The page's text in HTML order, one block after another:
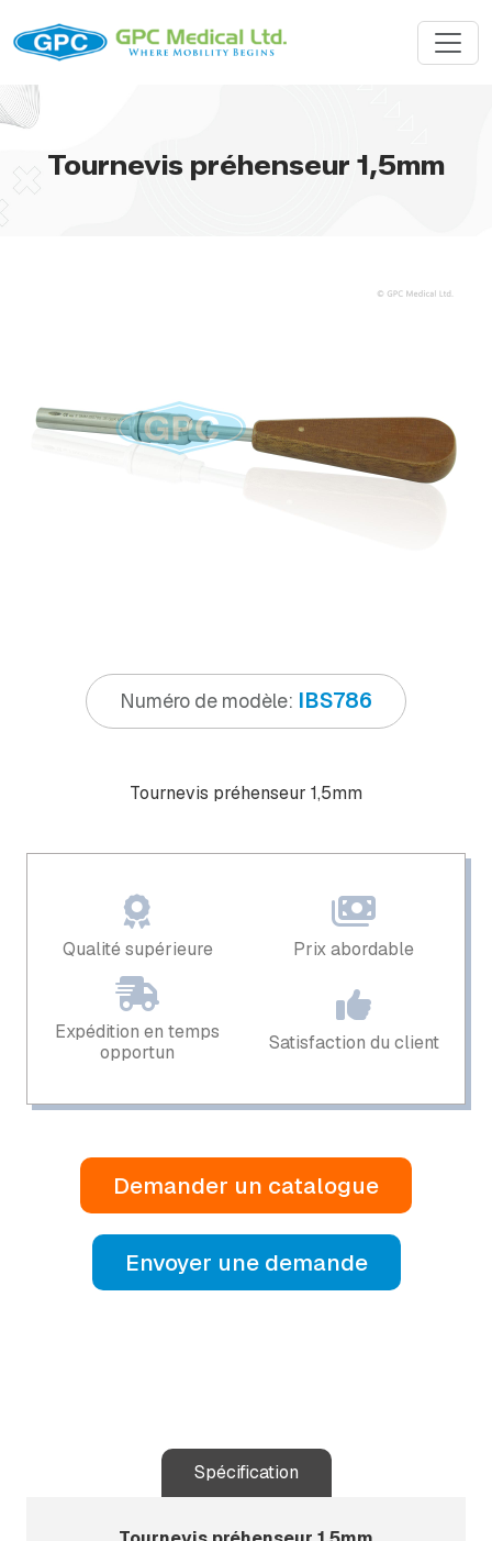
Tournevis préhenseur 1,5mm
Numéro de modèle: IBS786
Tournevis préhenseur 1,5mm
Qualité supérieure Prix ​​abordable
Expédition en temps
opportun
Satisfaction du client
Demander un catalogue
Envoyer une demande
Spécification